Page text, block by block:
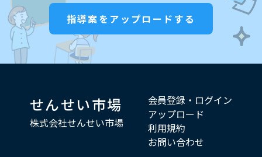
指導案をアップロードする
せんせい市場
株式会社せんせい市場
会員登録・ログイン
アップロード
利用規約
お問い合わせ